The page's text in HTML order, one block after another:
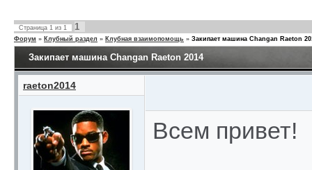
Страница 1 из 1 1
Форум » Клубный раздел » Клубная взаимопомощь » Закипает машина Changan Raeton
Закипает машина Changan Raeton 2014
raeton2014
Всем привет!